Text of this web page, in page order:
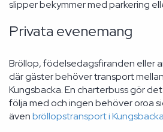
slipper bekymmer med parkering
Privata evenemang
Bröllop, födelsedagsfiranden eller
där gäster behöver transport
Kungsbacka. En charterbuss gör
följa med och ingen behöver oroa
ävenbröllopstransport i Kungsbacka